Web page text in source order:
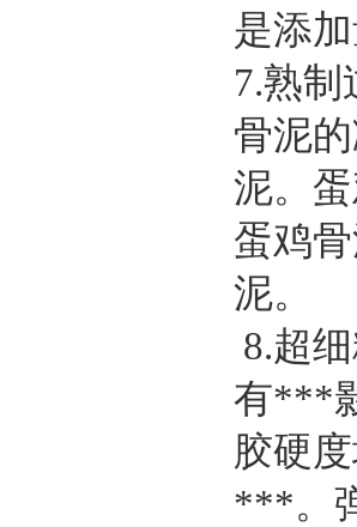
是添
7.熟
骨泥
泥。
蛋鸡
泥。
8.超
有***
胶硬
***。